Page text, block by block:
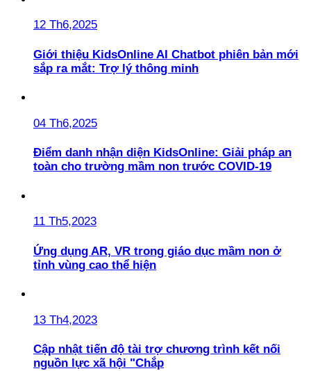
12 Th6,2025
Giới thiệu KidsOnline AI Chatbot phiên bản mới
sắp ra mắt: Trợ lý thông minh
04 Th6,2025
Điểm danh nhận diện KidsOnline: Giải pháp an
toàn cho trường mầm non trước COVID-19
11 Th5,2023
Ứng dụng AR, VR trong giáo dục mầm non ở
tỉnh vùng cao thể hiện
13 Th4,2023
Cập nhật tiến độ tài trợ chương trình kết nối
nguồn lực xã hội "Chắp